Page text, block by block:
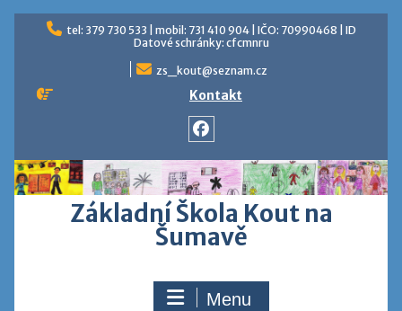
Skip
tel: 379 730 533 | mobil: 731 410 904 | IČO: 70990468 | ID
Datové schránky: cfcmnru
zs_kout@seznam.cz
Kontakt
Základní Škola Kout na
Šumavě
Menu